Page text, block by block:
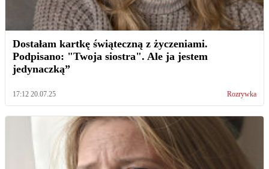
Dostałam kartkę świąteczną z życzeniami.
Podpisano: "Twoja siostra". Ale ja jestem
jedynaczką”
17:12 20.07.25 Rozrywka